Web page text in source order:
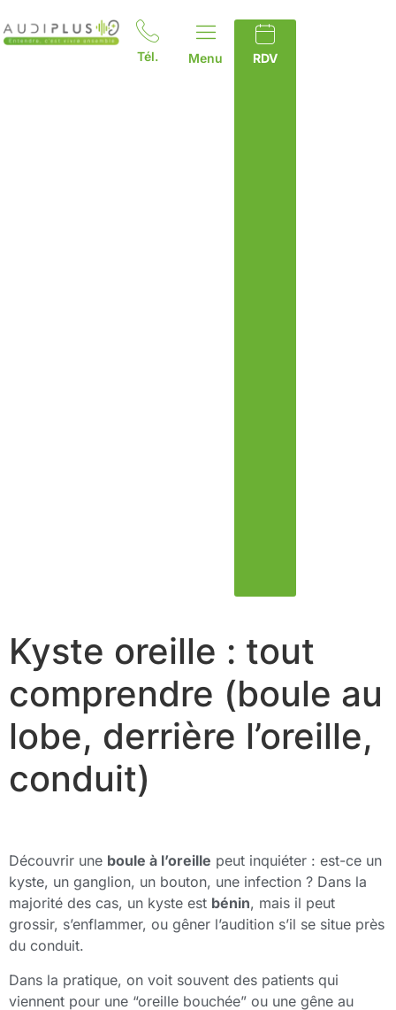
Tél. Menu RDV
Kyste oreille : tout
comprendre (boule au
lobe, derrière l’oreille,
conduit)
Découvrir une boule à l’oreille peut inquiéter : est-ce un
kyste, un ganglion, un bouton, une infection ? Dans la
majorité des cas, un kyste est bénin, mais il peut
grossir, s’enflammer, ou gêner l’audition s’il se situe près
du conduit.
Dans la pratique, on voit souvent des patients qui
viennent pour une “oreille bouchée” ou une gêne au